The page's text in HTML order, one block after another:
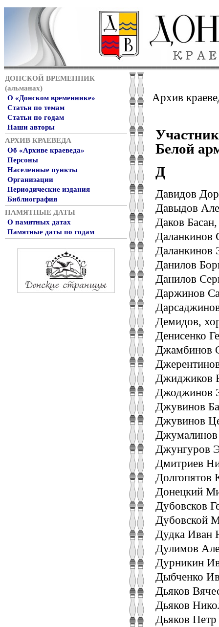
ДОНСКОЙ ВРЕМЕННИК
(альманах)
О «Донском временнике»
Статьи по темам
Статьи по годам
Наши авторы
АРХИВ КРАЕВЕДА
Об «Архиве краеведа»
Персоны
Населенные пункты
Организации
Периодические издания
Библиография
ПАМЯТНЫЕ ДАТЫ
О памятных датах
Памятные даты по годам
Архив
Белой
Д
Давидов
Давыдов
Даков Басан,
Даланкинов
Даланкинов
Данилов
Данилов
Даржинов
Демидов,
Денисенко
Джамбинов
Джиджиков
Джоджинов
Джувинов
Джувинов
Джумалинов
Джунгуров
Дмитриев
Долгопятов
Донецкий
Дубовсков
Дубовской
Дудка Иван
Дулимов
Дурникин
Дыбченко
Дьяков
Дьяков
Дьяков